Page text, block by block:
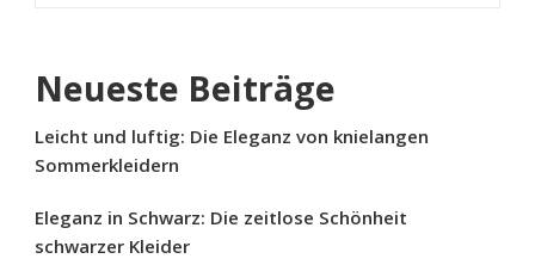
Neueste Beiträge
Leicht und luftig: Die Eleganz von knielangen
Sommerkleidern
Eleganz in Schwarz: Die zeitlose Schönheit
schwarzer Kleider